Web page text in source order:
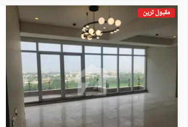
مقبول ترین